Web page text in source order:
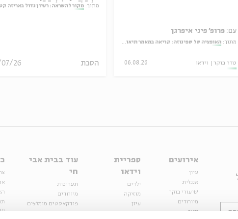
מתוך: מקור להשראה: רעיון גדול באריזה
הסכת 26
עם: פרופ' פיני איפרגן
מתוך: האופציה של שפינוזה: קריאה במאמר תיאולוגי־מדיני
סדר בוקר וידאו 06.08.26
אירועים
עיון
אנגלית
שיעורי בוקר
מיוחדים
נוער
ספריית
וידאו
ילדים
מוזיקה
עיון
עוד בבית אבי
חי
תערוכות
מיוחדים
פודקאסטים מומלצים